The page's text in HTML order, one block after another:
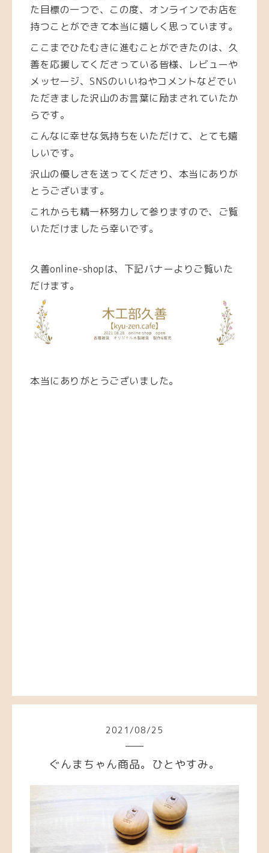
た目標の一つで、この度、オンラインでお店を
持つことができて本当に嬉しく思っています。
ここまでひたむきに進むことができたのは、久
善を応援してくださっている皆様、レビューや
メッセージ、SNSのいいねやコメントなどでい
ただきました沢山のお言葉に励まされていたか
らです。
こんなに幸せな気持ちをいただけて、とても嬉
しいです。
沢山の優しさを送ってくださり、本当にありが
とうございます。
これからも精一杯努力して参りますので、ご覧
いただけましたら幸いです。
久善online-shopは、下記バナーよりご覧いた
だけます。
本当にありがとうございました。
2021 /08/25
ぐんまちゃん商品。ひとやすみ。